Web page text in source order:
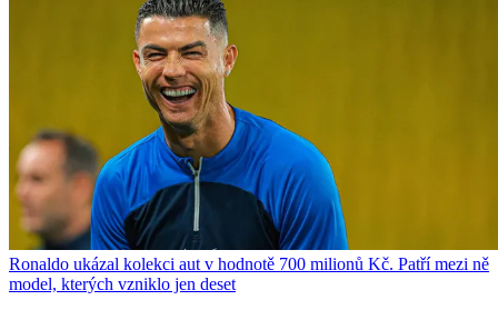
Ronaldo ukázal kolekci aut v hodnotě 700 milionů Kč. Patří mezi ně
model, kterých vzniklo jen deset